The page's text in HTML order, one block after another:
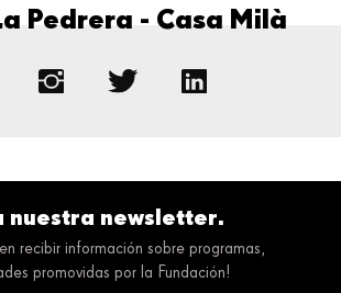
Pedrera - Casa Milà
nuestra newsletter.
recibir información sobre programas,
promovidas por la Fundación!